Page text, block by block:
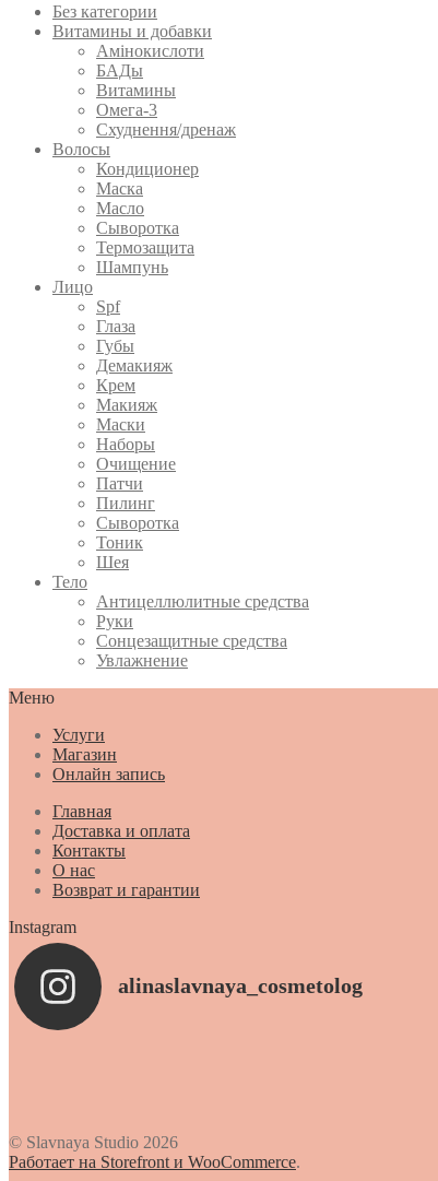
Без категории
Витамины и добавки
Амінокислоти
БАДы
Витамины
Омега-3
Схуднення/дренаж
Волосы
Кондиционер
Маска
Масло
Сыворотка
Термозащита
Шампунь
Лицо
Spf
Глаза
Губы
Демакияж
Крем
Макияж
Маски
Наборы
Очищение
Патчи
Пилинг
Сыворотка
Тоник
Шея
Тело
Антицеллюлитные средства
Руки
Сонцезащитные средства
Увлажнение
Меню
Услуги
Магазин
Онлайн запись
Главная
Доставка и оплата
Контакты
О нас
Возврат и гарантии
Instagram
alinaslavnaya_cosmetolog
© Slavnaya Studio 2026
Работает на Storefront и WooCommerce.